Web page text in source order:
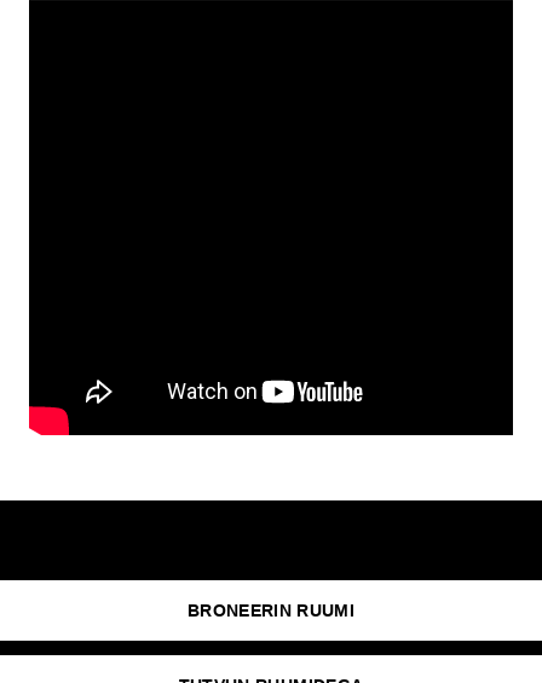
BRONEERIN RUUMI